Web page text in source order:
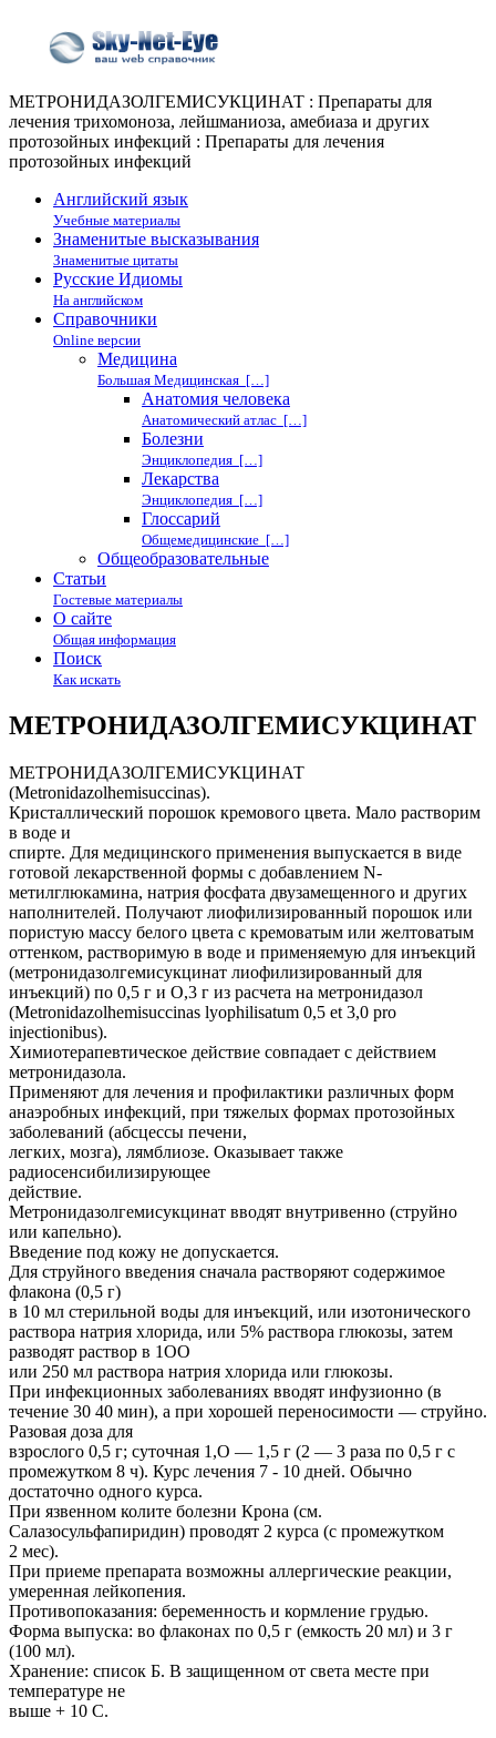
МЕТРОНИДАЗОЛГЕМИСУКЦИНАТ : Препараты для
лечения трихомоноза, лейшманиоза, амебиаза и других
протозойных инфекций : Препараты для лечения
протозойных инфекций
Английский язык
Учебные материалы
Знаменитые высказывания
Знаменитые цитаты
Русские Идиомы
На английском
Справочники
Online версии
Медицина
Большая Медицинская […]
Анатомия человека
Анатомический атлас […]
Болезни
Энциклопедия […]
Лекарства
Энциклопедия […]
Глоссарий
Общемедицинские […]
Общеобразовательные
Статьи
Гостевые материалы
О сайте
Общая информация
Поиск
Как искать
МЕТРОНИДАЗОЛГЕМИСУКЦИНАТ
МЕТРОНИДАЗОЛГЕМИСУКЦИНАТ
(Metronidazolhemisuccinas).
Кристаллический порошок кремового цвета. Мало растворим
в воде и
спирте. Для медицинского применения выпускается в виде
готовой лекарственной формы с добавлением N-
метилглюкамина, натрия фосфата двузамещенного и других
наполнителей. Получают лиофилизированный порошок или
пористую массу белого цвета с кремоватым или желтоватым
оттенком, растворимую в воде и применяемую для инъекций
(метронидазолгемисукцинат лиофилизированный для
инъекций) по 0,5 г и О,3 г из расчета на метронидазол
(Metronidazolhemisuccinas lуophilisatum 0,5 et 3,0 pro
injectionibus).
Химиотерапевтическое действие совпадает с действием
метронидазола.
Применяют для лечения и профилактики различных форм
анаэробных инфекций, при тяжелых формах протозойных
заболеваний (абсцессы печени,
легких, мозга), лямблиозе. Оказывает также
радиосенсибилизирующее
действие.
Метронидазолгемисукцинат вводят внутривенно (струйно
или капельно).
Введение под кожу не допускается.
Для струйного введения сначала растворяют содержимое
флакона (0,5 г)
в 10 мл стерильной воды для инъекций, или изотонического
раствора натрия хлорида, или 5% раствора глюкозы, затем
разводят раствор в 1ОО
или 250 мл раствора натрия хлорида или глюкозы.
При инфекционных заболеваниях вводят инфузионно (в
течение 30 40 мин), а при хорошей переносимости — струйно.
Разовая доза для
взрослого 0,5 г; суточная 1,О — 1,5 г (2 — 3 раза по 0,5 г с
промежутком 8 ч). Курс лечения 7 - 10 дней. Обычно
достаточно одного курса.
При язвенном колите болезни Крона (см.
Салазосульфапиридин) проводят 2 курса (с промежутком
2 мес).
При приеме препарата возможны аллергические реакции,
умеренная лейкопения.
Противопоказания: беременность и кормление грудью.
Форма выпуска: во флаконах по 0,5 г (емкость 20 мл) и 3 г
(100 мл).
Хранение: список Б. В защищенном от света месте при
температуре не
выше + 10 С.